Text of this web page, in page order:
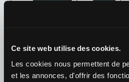
Ce site web utilise des cookies.
Les cookies nous permettent de
et les annonces, d'offrir des
Lincoln FC / Omonia Nicosia
4,90
1 3,90
X